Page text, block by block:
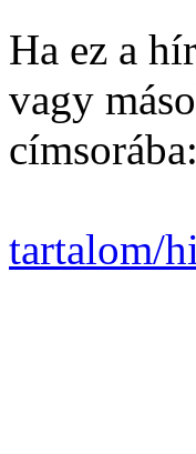
Ha ez a
vagy
címsorába:
tartalom/